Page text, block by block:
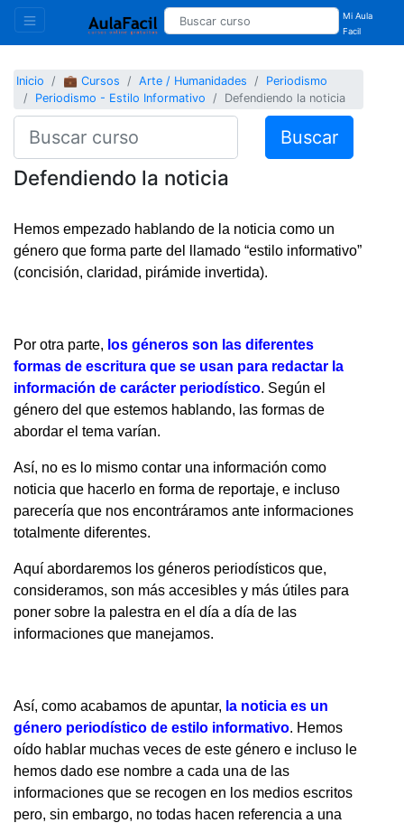
Mi Aula
Facil
Inicio 💼 Cursos Arte / Humanidades
Periodismo
Periodismo - Estilo Informativo
Defendiendo la noticia
Buscar
Defendiendo la noticia
Hemos empezado hablando de la noticia como un
género que forma parte del llamado “estilo informativo”
(concisión, claridad, pirámide invertida).
Por otra parte, los géneros son las diferentes
formas de escritura que se usan para redactar la
información de carácter periodístico. Según el
género del que estemos hablando, las formas de
abordar el tema varían.
Así, no es lo mismo contar una información como
noticia que hacerlo en forma de reportaje, e incluso
parecería que nos encontráramos ante informaciones
totalmente diferentes.
Aquí abordaremos los géneros periodísticos que,
consideramos, son más accesibles y más útiles para
poner sobre la palestra en el día a día de las
informaciones que manejamos.
Así, como acabamos de apuntar, la noticia es un
género periodístico de estilo informativo. Hemos
oído hablar muchas veces de este género e incluso le
hemos dado ese nombre a cada una de las
informaciones que se recogen en los medios escritos
pero, sin embargo, no todas hacen referencia a una